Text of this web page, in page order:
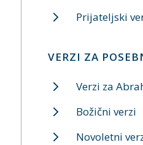
Prijateljski
VERZI ZA
Verzi za
Božični verzi
Novoletni